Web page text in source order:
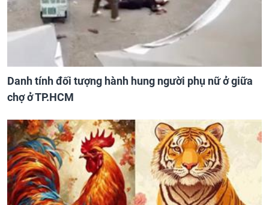
Danh tính đối tượng hành hung người phụ nữ ở giữa
chợ ở TP.HCM